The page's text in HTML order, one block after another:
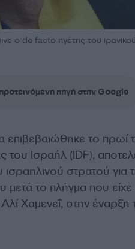
ο de facto ηγέτης του
πηγή στην Google
το πρωί
του Ισραήλ (IDF),
στρατού για
το πλήγμα που
Χαμενεΐ, στην έναρξη